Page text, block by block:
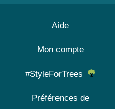
Aide
Mon compte
#StyleForTrees
Préférences de